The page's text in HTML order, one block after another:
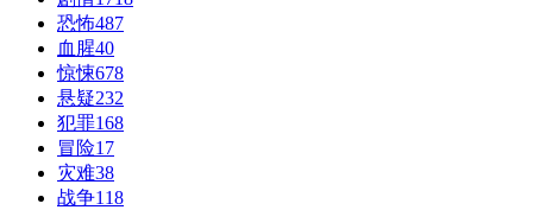
恐怖487
血腥40
惊悚678
悬疑232
犯罪168
冒险17
灾难38
战争118